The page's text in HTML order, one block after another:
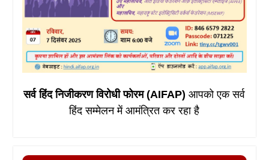
सर्व हिंद निजीकरण विरोधी फोरम (AIFAP)आपको एक सर्व
हिंद सम्मेलन में आमंत्रित कर रहा है